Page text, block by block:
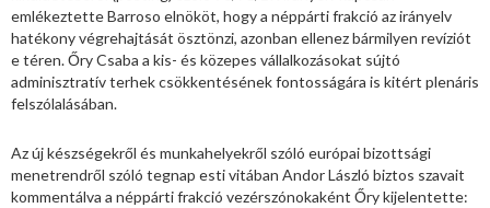
emlékeztette Barroso elnököt, hogy a néppárti frakció az irányelv
hatékony végrehajtását ösztönzi, azonban ellenez bármilyen revíziót
e téren. Őry Csaba a kis- és közepes vállalkozásokat sújtó
adminisztratív terhek csökkentésének fontosságára is kitért plenáris
felszólalásában.
Az új készségekről és munkahelyekről szóló európai bizottsági
menetrendről szóló tegnap esti vitában Andor László biztos szavait
kommentálva a néppárti frakció vezérszónokaként Őry kijelentette: